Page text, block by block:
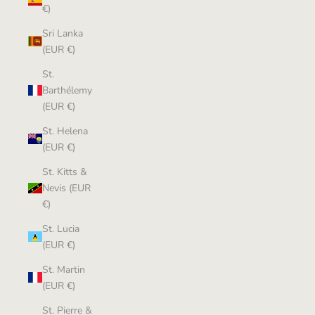
€)
Sri Lanka
(EUR €)
St.
Barthélemy
(EUR €)
St. Helena
(EUR €)
St. Kitts &
Nevis (EUR
€)
St. Lucia
(EUR €)
St. Martin
(EUR €)
St. Pierre &